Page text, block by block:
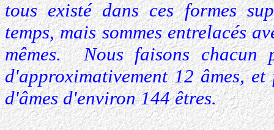
tous existé dans ces formes
temps, mais sommes entrelacés
mêmes. Nous faisons chacun
d'approximativement 12 âmes,
d'âmes d'environ 144 êtres.